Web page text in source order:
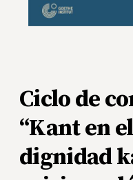
Ciclo de
“Kant en
dignidad